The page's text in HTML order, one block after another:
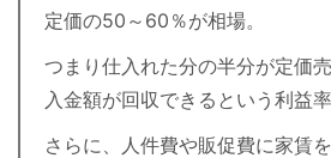
定価の50～60％が相場。
つまり仕入れた分の半分が定価
入金額が回収できるという利益率
さらに、人件費や販促費に家賃